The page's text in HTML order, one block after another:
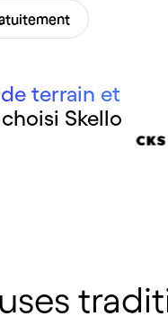
terrain et
Skello